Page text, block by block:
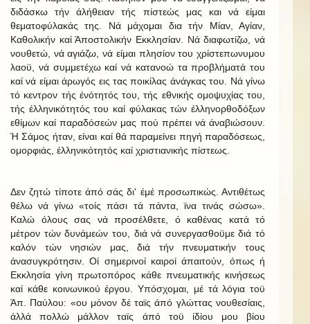
διδάσκω τήν άλήθειαν τής πίστεώς μας και νά είμαι
θεματοφύλακάς της. Νά μάχομαι δια τήν Μίαν, Αγίαν,
Καθολικήν καί Άποστολικήν Εκκλησίαν. Νά διαφωτίζω, νά
νουθετώ, νά αγιάζω, νά είμαι πλησίον του χρίστεπωνυμου
λαοϋ, νά συμμετέχω καί νά κατανοώ τα προβλήματά του
καί νά είμαι άρωγός εις τας ποικίλας άνάγκας του. Νά γίνω
τό κεντρον τής ένότητός του, τής εθνικής ομοψυχίας του,
τής έλληνικότητός του καί φύλακας τών έλληνορθοδόξων
εθίμων καί παραδόσεών μας πού πρέπει νά άναβιώσουν.
Ή Σάμος ήταν, είναι καί θά παραμείνει πηγή παραδόσεως,
ομορφιάς, έλληνικότητός καί χριστιανικής πίστεως.
Δεν ζητώ τίποτε άπό σάς δι' έμέ προσωπικώς. Αντιθέτως
θέλω νά γίνω «τοίς πάσι τά πάντα, ϊνα τινάς σώσω».
Καλώ όλους σας νά προσέλθετε, ό καθένας κατά τό
μέτρον τών δυνάμεών του, διά νά συνεργασθοϋμε διά τό
καλόν τών νησιών μας, διά τήν πνευματικήν τους
άνασυγκρότησιν. Οί σημερινοί καιροί άπαιτούν, όπως ή
Εκκλησία γίνη πρωτοπόρος κάθε πνευματικής κινήσεως
καί κάθε κοινωνικού έργου. Υπόσχομαι, μέ τά λόγια τοϋ
Άπ. Παύλου: «ου μόνον δέ ταϊς άπό γλώττας νουθεσίαις,
άλλά πολλώ μάλλον ταϊς άπό τοϋ ίδίου μου βίου